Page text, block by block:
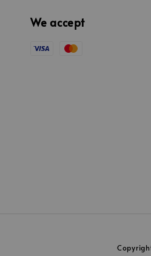
We accept